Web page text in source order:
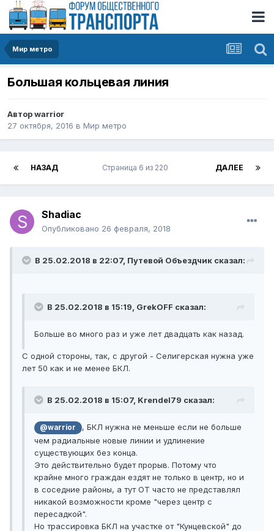
Мир метро
Большая кольцевая линия
Авторwarrior
27 октября, 2016 в Мир метро
НАЗАД ДАЛЕЕ
Страница 6 из 220
Shadiac
Опубликовано 26 февраля, 2018
В 25.02.2018 в 22:07, Путевой Объездчик сказал:
В 25.02.2018 в 15:19, GrekOFF сказал:
Больше во много раз и уже лет двадцать как назад.
С одной стороны, так, с другой - Селигерская нужна уже
лет 50 как и не менее БКЛ.
В 25.02.2018 в 15:07, Krendel79 сказал:
@warrior
, БКЛ нужна не меньше если не больше
чем радиальные новые линии и удлинение
существующих без конца.
Это действительно будет прорыв. Потому что
крайне много граждан ездят не только в центр, но и
в соседние районы, а тут ОТ часто не представлял
никакой возможности кроме "через центр с
пересадкой".
Но трассировка БКЛ на участке от "Кунцевской" до